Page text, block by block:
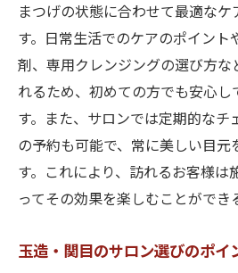
まつげの状態に合わせて最適な
す。日常生活でのケアのポイント
剤、専用クレンジングの選び方な
れるため、初めての方でも安心
す。また、サロンでは定期的なチ
の予約も可能で、常に美しい目元
す。これにより、訪れるお客様は
ってその効果を楽しむことができ
玉造・関目のサロン選びのポイ